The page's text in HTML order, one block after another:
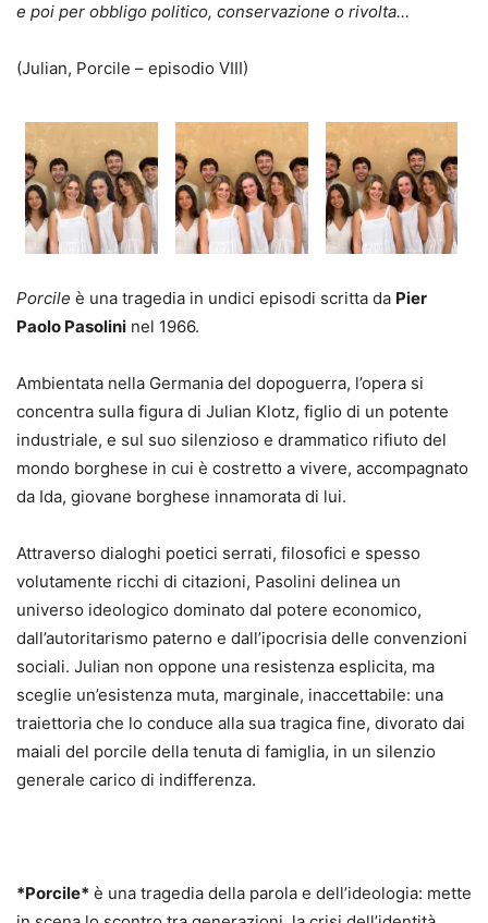
e poi per obbligo politico, conservazione o rivolta…
(Julian, Porcile – episodio VIII)
Porcile è una tragedia in undici episodi scritta da Pier
Paolo Pasolini nel 1966.
Ambientata nella Germania del dopoguerra, l’opera si
concentra sulla figura di Julian Klotz, figlio di un potente
industriale, e sul suo silenzioso e drammatico rifiuto del
mondo borghese in cui è costretto a vivere, accompagnato
da Ida, giovane borghese innamorata di lui.
Attraverso dialoghi poetici serrati, filosofici e spesso
volutamente ricchi di citazioni, Pasolini delinea un
universo ideologico dominato dal potere economico,
dall’autoritarismo paterno e dall’ipocrisia delle convenzioni
sociali. Julian non oppone una resistenza esplicita, ma
sceglie un’esistenza muta, marginale, inaccettabile: una
traiettoria che lo conduce alla sua tragica fine, divorato dai
maiali del porcile della tenuta di famiglia, in un silenzio
generale carico di indifferenza.
*Porcile* è una tragedia della parola e dell’ideologia: mette